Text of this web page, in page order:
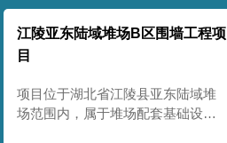
项目场地为园区新建工业建设用
地，原始场地土层松散、土质均匀
性较差、土体固结度不足，天然地
基承载力偏低。汽车零部件生产厂
房对地基平整度、整体刚度、沉降
控
江陵亚东陆域堆场B区围墙工程项
目
项目位于湖北省江陵县亚东陆域堆
场范围内，属于堆场配套基础设施